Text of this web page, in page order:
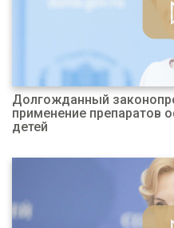
Долгожданный
применение препаратов
детей